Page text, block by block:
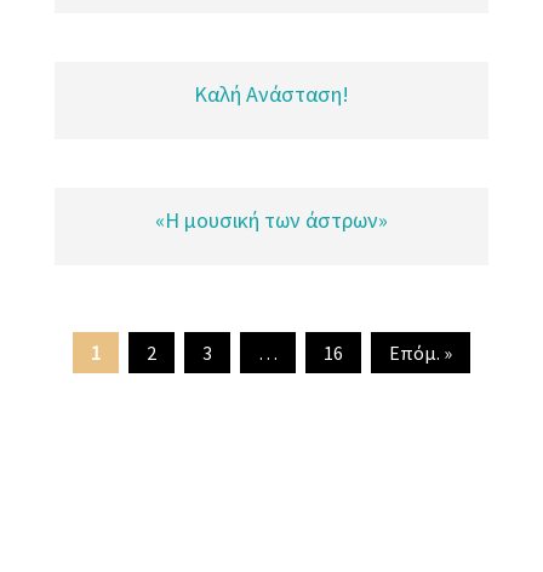
Καλή Ανάσταση!
«Η μουσική των άστρων»
1 2 3 … 16 Επόμ. »